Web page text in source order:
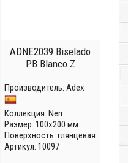
ADNE2039 Biselado
PB Blanco Z
Производитель: Adex
Коллекция: Neri
Размер: 100x200 мм
Поверхность: глянцевая
Артикул: 10097